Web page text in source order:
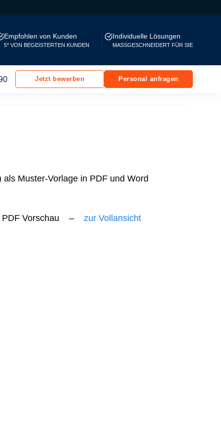
Empfohlen von Kunden
5* VON BEGEISTERTEN KUNDEN
Individuelle Lösungen
MASSGESCHNEIDERT FÜR SIE
Jetzt bewerben Personal anfragen
Muster-Vorlage in PDF und Word
PDF Vorschau – zur Vollansicht